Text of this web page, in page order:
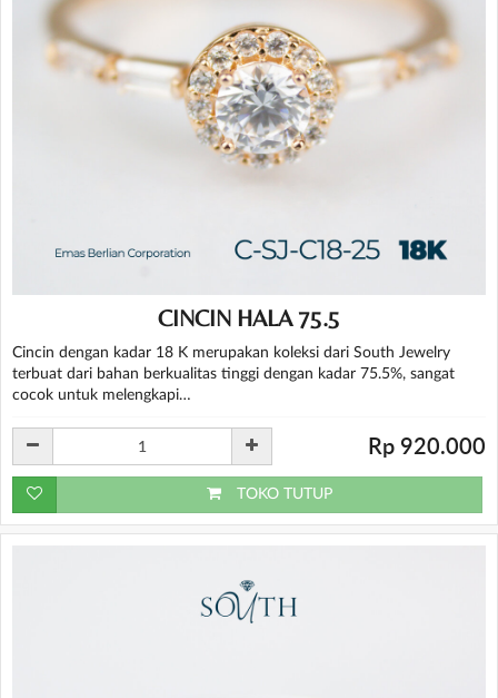
CINCIN HALA 75.5
Cincin dengan kadar 18 K merupakan koleksi dari South Jewelry
terbuat dari bahan berkualitas tinggi dengan kadar 75.5%, sangat
cocok untuk melengkapi…
Rp 920.000
TOKO TUTUP